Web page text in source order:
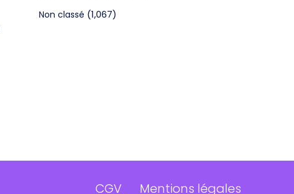
Non classé (1,067)
CGV Mentions légales